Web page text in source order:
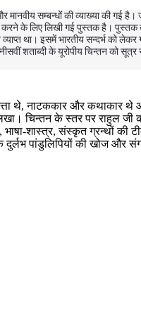
सम्बन्धों की व्याख्या की गई है।
करने के लिए लिखी गई पुस्तक है।
था। इसमें भारतीय सन्दर्भ को लेकर
शताब्दी के यूरोपीय चिन्तन को
थे, नाटककार और
चिन्तन के स्तर पर राहुल जी
भाषा-शास्त्र, संस्कृत ग्रन्थों
पांडुलिपियों की खोज और